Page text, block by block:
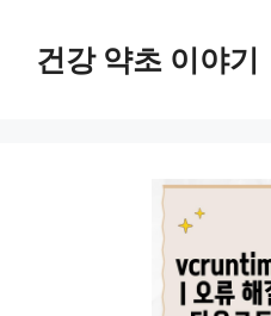
건강 약초 이야기